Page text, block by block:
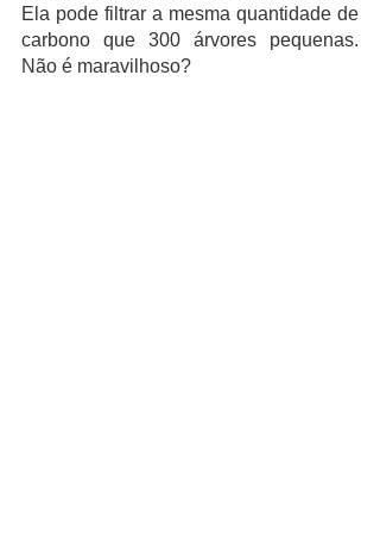
Ela pode filtrar a mesma quantidade de
carbono que 300 árvores pequenas.
Não é maravilhoso?